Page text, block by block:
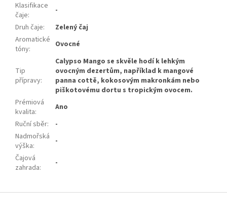
Klasifikace
čaje:
-
Druh čaje:
Zelený čaj
Aromatické
tóny: Ovocné
Tip
přípravy:
Calypso Mango se skvěle hodí k lehkým
ovocným dezertům, například k mangové
panna cottě, kokosovým makronkám nebo
piškotovému dortu s tropickým ovocem.
Prémiová
kvalita:
Ano
Ruční sběr:
-
Nadmořská
výška:
-
Čajová
zahrada: -